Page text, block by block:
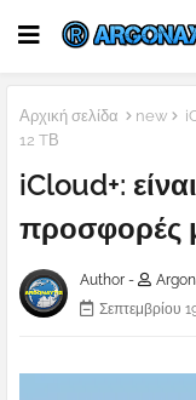
Αρχική σελίδα new
12 TΒ
iCloud+:
προσφορές
Author -
Σεπτεμβρίου